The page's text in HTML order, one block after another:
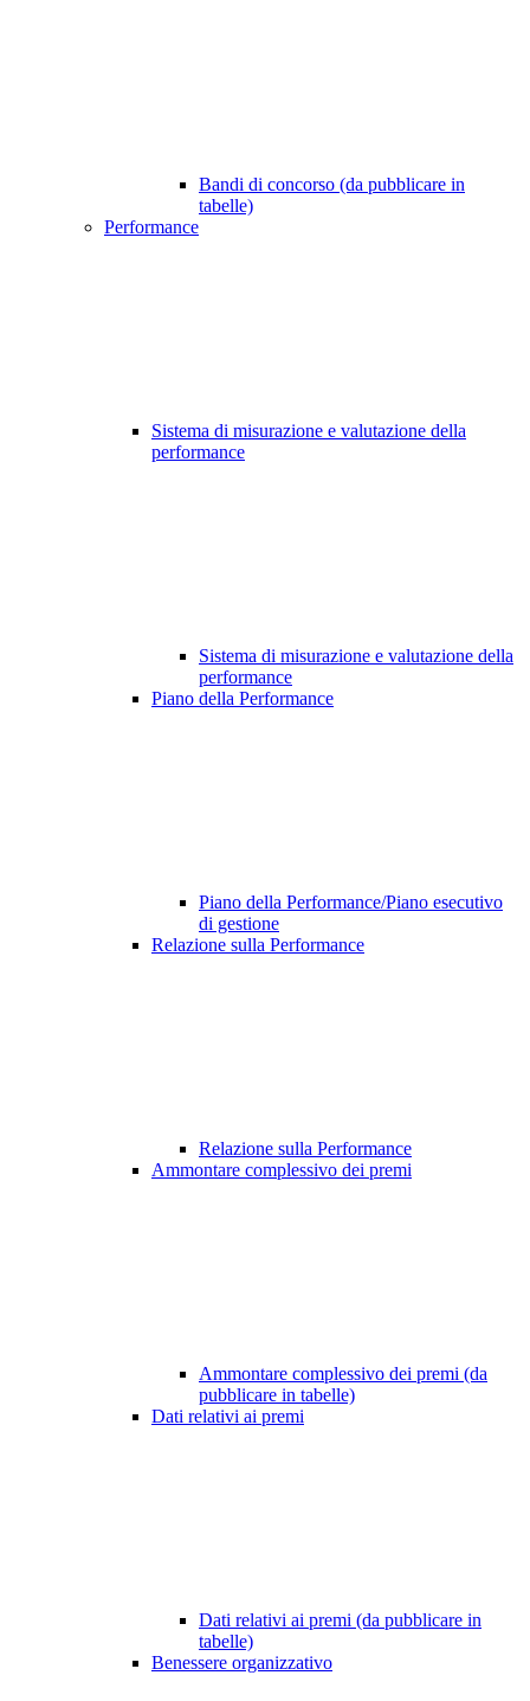
Bandi di concorso (da pubblicare in
tabelle)
Performance
Sistema di misurazione e valutazione della
performance
Sistema di misurazione e valutazione della
performance
Piano della Performance
Piano della Performance/Piano esecutivo
di gestione
Relazione sulla Performance
Relazione sulla Performance
Ammontare complessivo dei premi
Ammontare complessivo dei premi (da
pubblicare in tabelle)
Dati relativi ai premi
Dati relativi ai premi (da pubblicare in
tabelle)
Benessere organizzativo